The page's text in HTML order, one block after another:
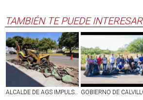
TAMBIÉN TE PUEDE INTERESAR
ALCALDE DE AGS IMPULSA PROGRAMA DE REHABILITACIÓN DE CICLOVÍAS